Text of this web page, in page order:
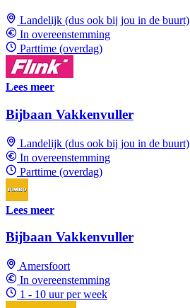
Landelijk (dus ook bij jou in de buurt)
In overeenstemming
Parttime (overdag)
Lees meer
Bijbaan Vakkenvuller
Landelijk (dus ook bij jou in de buurt)
In overeenstemming
Parttime (overdag)
Lees meer
Bijbaan Vakkenvuller
Amersfoort
In overeenstemming
1 - 10 uur per week